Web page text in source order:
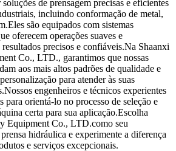
de prensagem precisas e eficientes
incluindo conformação de metal,
são equipados com sistemas
oferecem operações suaves e
precisos e confiáveis.Na Shaanxi
Co., LTD., garantimos que nossas
aos mais altos padrões de qualidade e
para atender às suas
engenheiros e técnicos experientes
para orientá-lo no processo de seleção e
certa para sua aplicação.Escolha
Equipment Co., LTD.como seu
hidráulica e experimente a diferença
e serviços excepcionais.